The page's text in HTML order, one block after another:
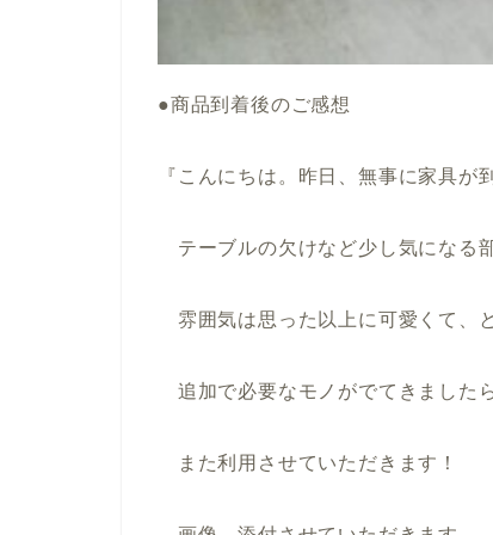
●商品到着後のご感想
『こんにちは。昨日、無事に家具が
テーブルの欠けなど少し気になる
雰囲気は思った以上に可愛くて、
追加で必要なモノがでてきました
また利用させていただきます！